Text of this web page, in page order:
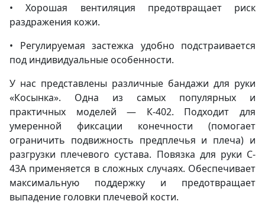
• Хорошая вентиляция предотвращает риск
раздражения кожи.
• Регулируемая застежка удобно подстраивается
под индивидуальные особенности.
У нас представлены различные бандажи для руки
«Косынка». Одна из самых популярных и
практичных моделей — К-402. Подходит для
умеренной фиксации конечности (помогает
ограничить подвижность предплечья и плеча) и
разгрузки плечевого сустава. Повязка для руки C-
43A применяется в сложных случаях. Обеспечивает
максимальную поддержку и предотвращает
выпадение головки плечевой кости.